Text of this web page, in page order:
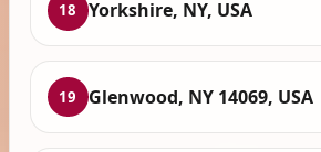
18 Yorkshire, NY, USA
19 Glenwood, NY 14069, USA